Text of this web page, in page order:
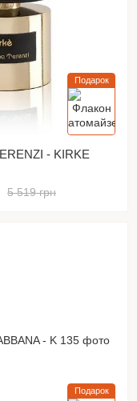
Подарок
- KIRKE
5 519 грн
Подарок